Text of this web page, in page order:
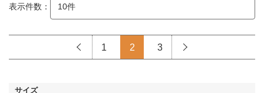
表示件数：
1 2 3